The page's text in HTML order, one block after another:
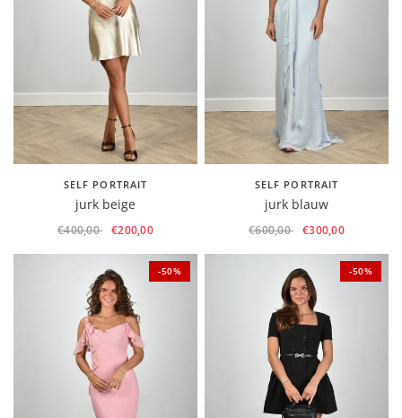
SELF PORTRAIT
jurk beige
€400,00 €200,00
SELF PORTRAIT
jurk blauw
€600,00 €300,00
-50% -50%